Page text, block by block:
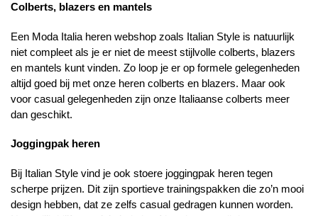
Colberts, blazers en mantels
Een Moda Italia heren webshop zoals Italian Style is natuurlijk
niet compleet als je er niet de meest stijlvolle colberts, blazers
en mantels kunt vinden. Zo loop je er op formele gelegenheden
altijd goed bij met onze heren colberts en blazers. Maar ook
voor casual gelegenheden zijn onze Italiaanse colberts meer
dan geschikt.
Joggingpak heren
Bij Italian Style vind je ook stoere joggingpak heren tegen
scherpe prijzen. Dit zijn sportieve trainingspakken die zo’n mooi
design hebben, dat ze zelfs casual gedragen kunnen worden.